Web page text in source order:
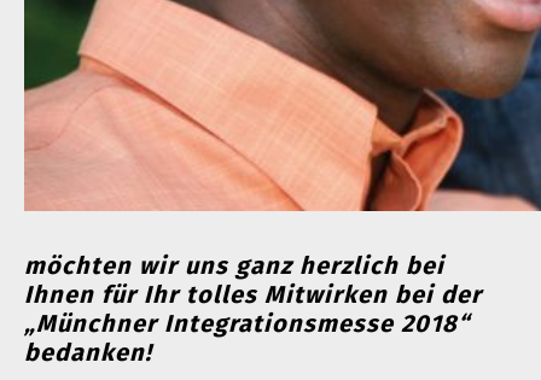
möchten wir uns ganz herzlich bei
Ihnen für Ihr tolles Mitwirken bei der
„Münchner Integrationsmesse 2018“
bedanken!